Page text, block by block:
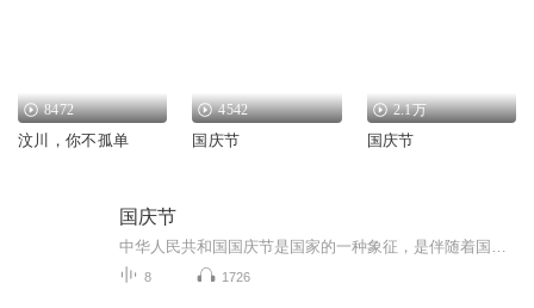
8472
汶川，你不孤单
4542
国庆节
2.1万
国庆节
国庆节
8 1726